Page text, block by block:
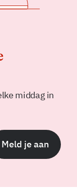
middag in
Meld je aan